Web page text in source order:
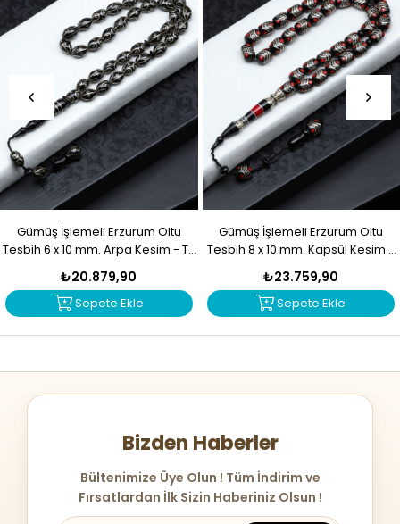
Gümüş İşlemeli Erzurum Oltu
Tesbih 6 x 10 mm. Arpa Kesim - T-
1916
₺20.879,90
Sepete Ekle
Gümüş İşlemeli Erzurum Oltu
Tesbih 8 x 10 mm. Kapsül Kesim -
T-1915
₺23.759,90
Sepete Ekle
Bizden Haberler
Bültenimize Üye Olun ! Tüm İndirim ve
Fırsatlardan İlk Sizin Haberiniz Olsun !